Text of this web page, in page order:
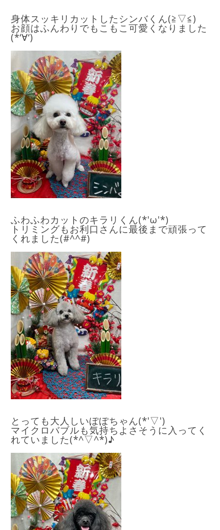
身体スッキリカットしたシンバくん(≧▽≦)
お顔はふんわりでもこもこ可愛くなりました
(*‘∀‘)
ふわふわカットのキラリくん(*'ω'*)
トリミングもお利口さんに最後まで頑張って
くれました(#^^#)
とっても大人しいぽぽちゃん(*'▽')
マイクロバブルも気持ちよさそうに入ってく
れていました(*^▽^*)♪